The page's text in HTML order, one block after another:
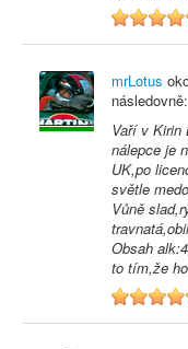
mrLotus
následovně:
Vaří v Kirin
nálepce je
UK,po
světle
Vůně
Obsah
to tím,že